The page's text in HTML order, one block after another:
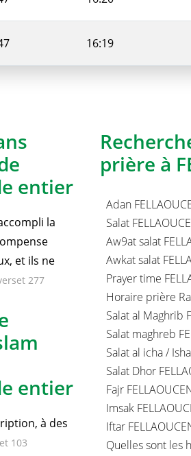
16:19
entier
et ils ne
prière à
Adan
Salat
Aw9at salat
Awkat salat